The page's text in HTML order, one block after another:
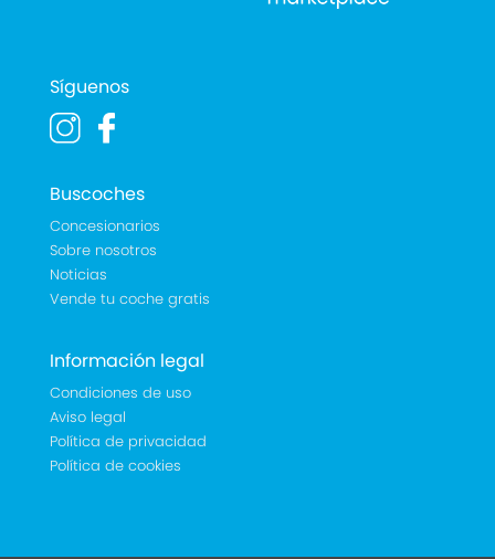
Síguenos
Buscoches
Concesionarios
Sobre nosotros
Noticias
Vende tu coche gratis
Información legal
Condiciones de uso
Aviso legal
Política de privacidad
Política de cookies